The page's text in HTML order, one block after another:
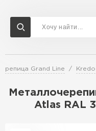
Grand Line Kredo
Atlas RAL
Доставка и оплата
Перейти в каталог